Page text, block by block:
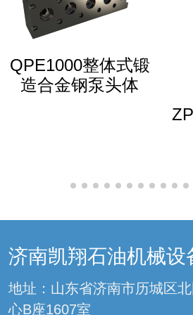
QPE1000整体式锻
造合金钢泵头体
济南凯翔石油机械设
地址：山东省济南市历城区
心B座1607室